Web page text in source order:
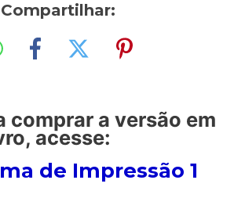
Compartilhar:
comprar a versão em
acesse:
de Impressão 1